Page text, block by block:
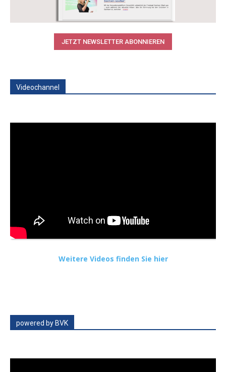
JETZT NEWSLETTER ABONNIEREN
Videochannel
Weitere Videos finden Sie hier
powered by BVK